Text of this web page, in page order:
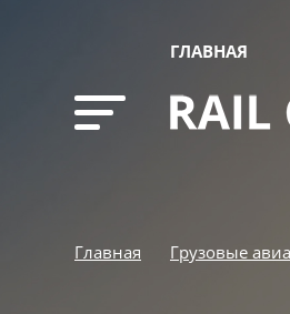
ГЛАВНАЯ
Главная Грузовые